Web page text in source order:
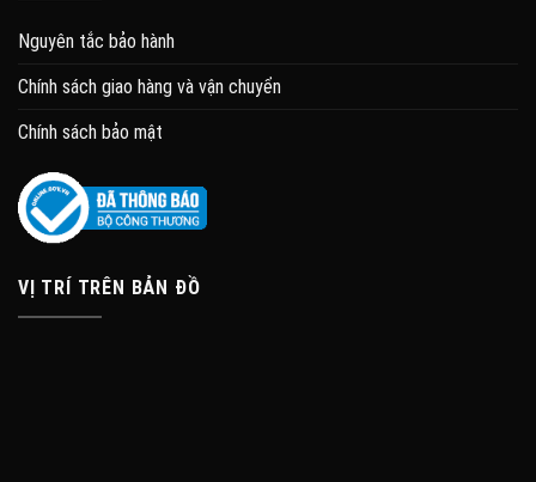
Nguyên tắc bảo hành
Chính sách giao hàng và vận chuyển
Chính sách bảo mật
VỊ TRÍ TRÊN BẢN ĐỒ